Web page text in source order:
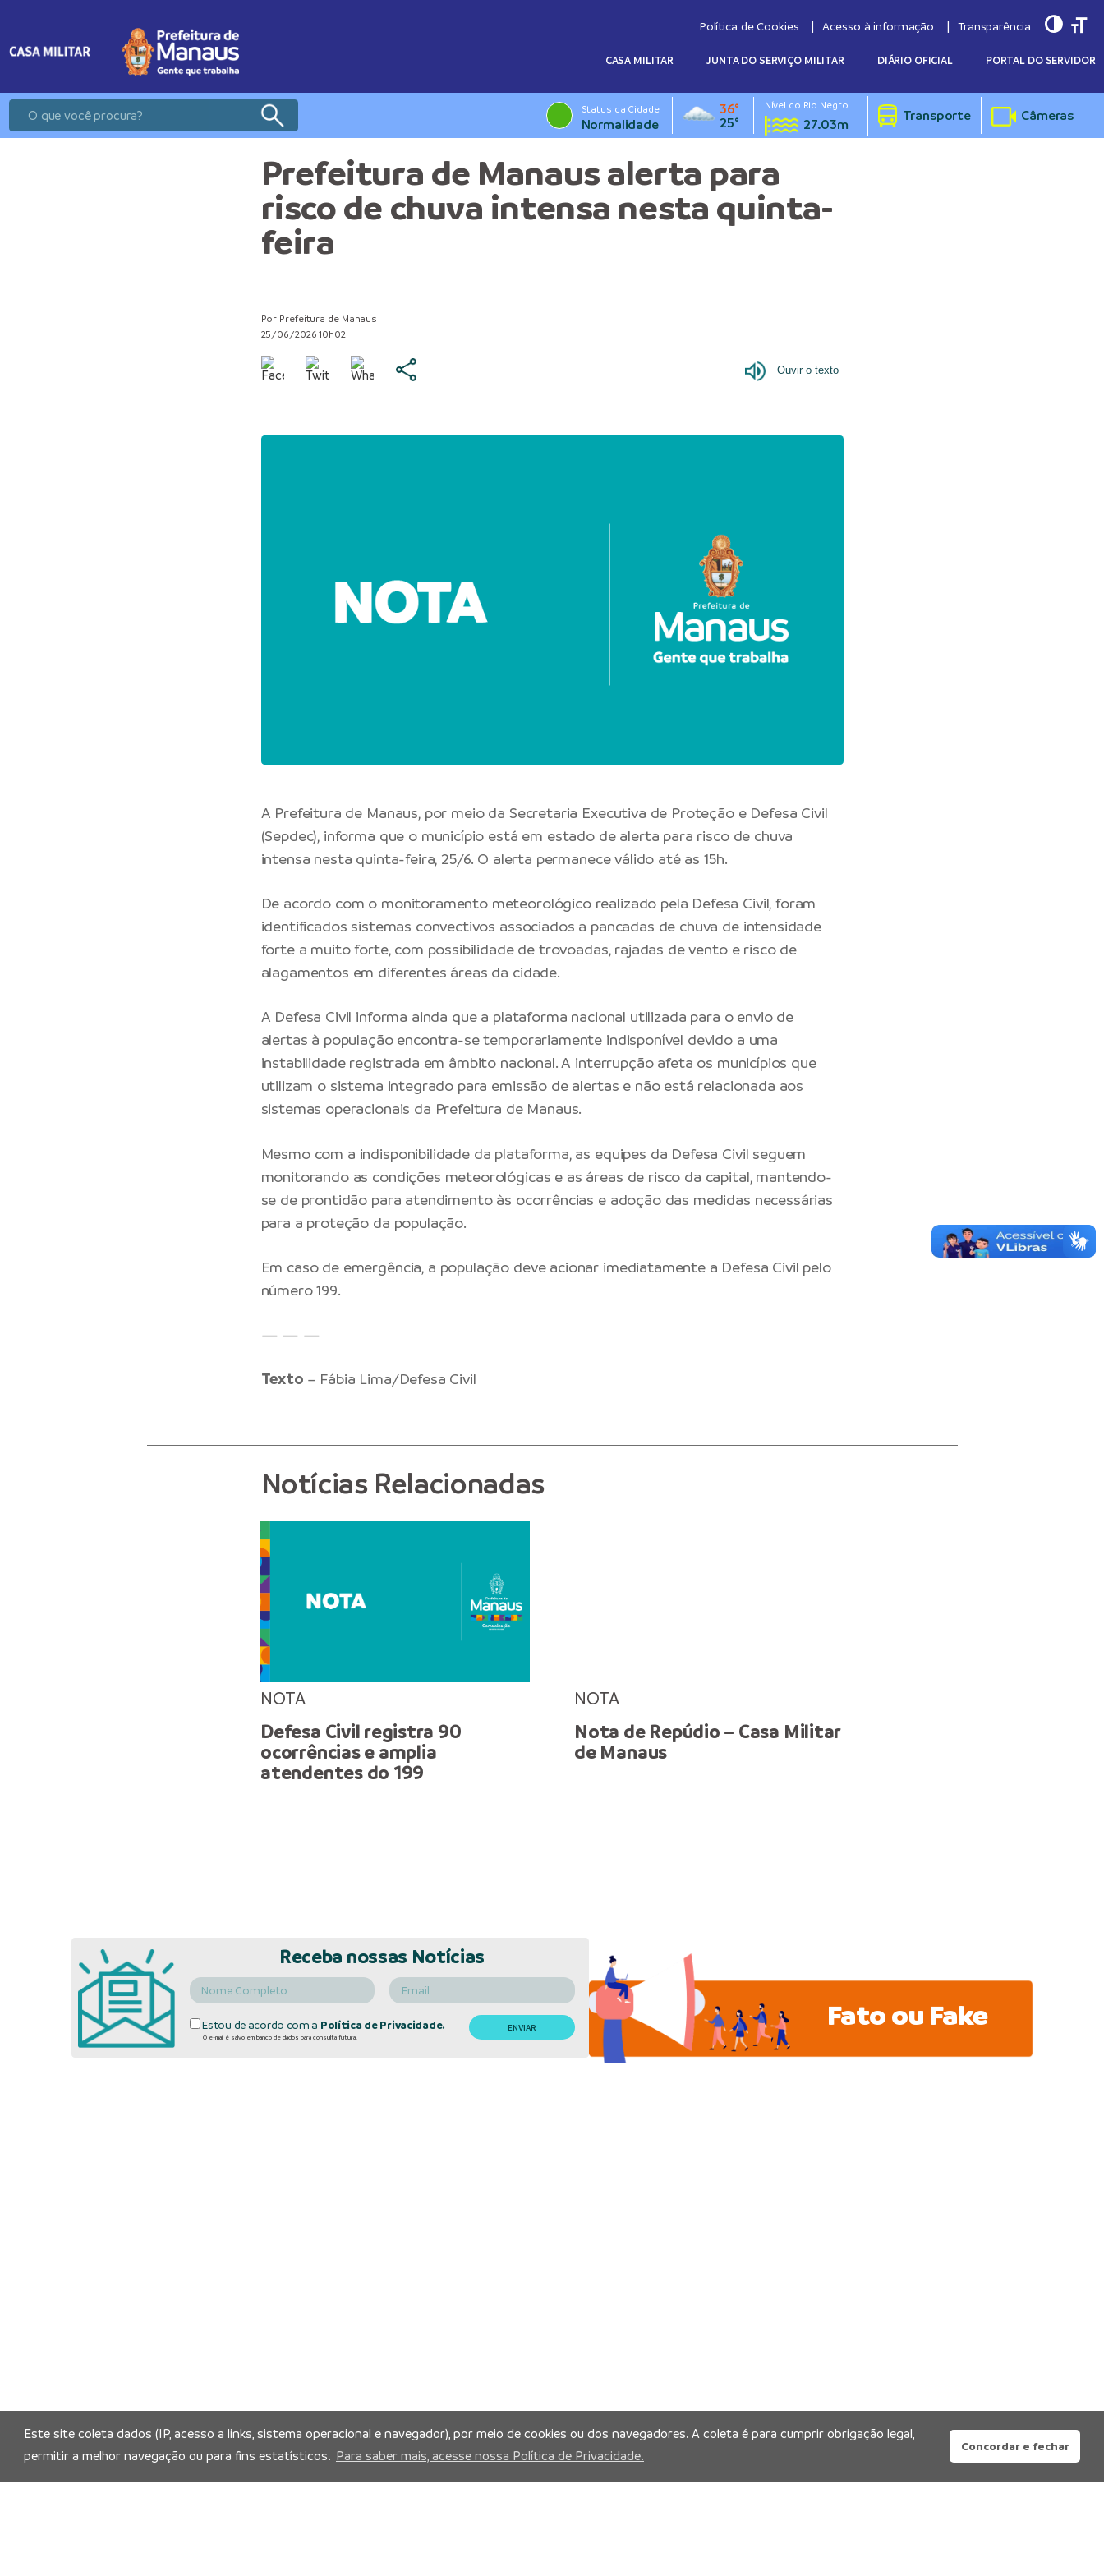
Política de Cookies Acesso à informação Transparência
CASA MILITAR JUNTA DO SERVIÇO MILITAR DIÁRIO OFICIAL PORTAL DO SERVIDOR
Status da Cidade
Normalidade
36°
25°
Nível do Rio Negro
27.03m Transporte Câmeras
Prefeitura de Manaus alerta para
risco de chuva intensa nesta quinta-
feira
Por Prefeitura de Manaus
25/06/2026 10h02
A Prefeitura de Manaus, por meio da Secretaria Executiva de Proteção e Defesa Civil
(Sepdec), informa que o município está em estado de alerta para risco de chuva
intensa nesta quinta-feira, 25/6. O alerta permanece válido até as 15h.
De acordo com o monitoramento meteorológico realizado pela Defesa Civil, foram
identificados sistemas convectivos associados a pancadas de chuva de intensidade
forte a muito forte, com possibilidade de trovoadas, rajadas de vento e risco de
alagamentos em diferentes áreas da cidade.
A Defesa Civil informa ainda que a plataforma nacional utilizada para o envio de
alertas à população encontra-se temporariamente indisponível devido a uma
instabilidade registrada em âmbito nacional. A interrupção afeta os municípios que
utilizam o sistema integrado para emissão de alertas e não está relacionada aos
sistemas operacionais da Prefeitura de Manaus.
Mesmo com a indisponibilidade da plataforma, as equipes da Defesa Civil seguem
monitorando as condições meteorológicas e as áreas de risco da capital, mantendo-
se de prontidão para atendimento às ocorrências e adoção das medidas necessárias
para a proteção da população.
Em caso de emergência, a população deve acionar imediatamente a Defesa Civil pelo
número 199.
— — —
Texto – Fábia Lima/Defesa Civil
Notícias Relacionadas
NOTA
Defesa Civil registra 90
ocorrências e amplia
atendentes do 199
NOTA
Nota de Repúdio – Casa Militar
de Manaus
Receba nossas Notícias
Estou de acordo com a Política de Privacidade.
O e-mail é salvo em banco de dados para consulta futura.
Fato ou Fake
Este site coleta dados (IP, acesso a links, sistema operacional e navegador), por meio de cookies ou dos navegadores. A coleta é para cumprir obrigação legal,
permitir a melhor navegação ou para fins estatísticos. Para saber mais, acesse nossa Política de Privacidade.
Concordar e fechar